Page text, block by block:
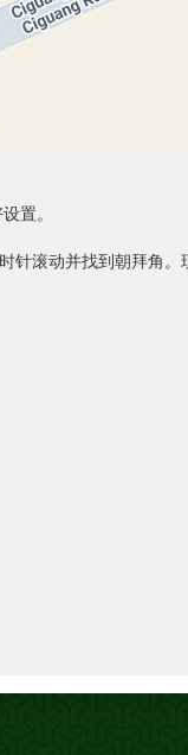
置。
滚动并找到朝拜角。